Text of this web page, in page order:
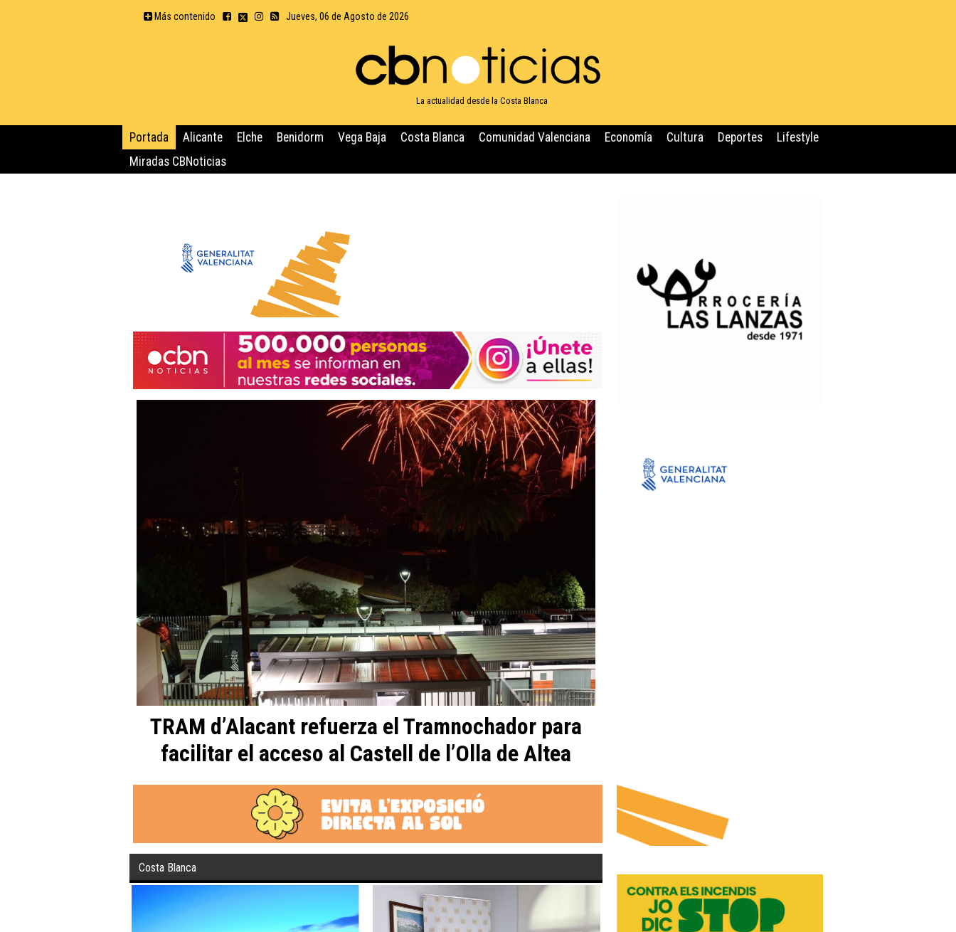
Más contenido Jueves, 06 de Agosto de 2026
La actualidad desde la Costa Blanca
Portada Alicante Elche Benidorm Vega Baja Costa Blanca Comunidad Valenciana Economía Cultura Deportes
Lifestyle
Miradas CBNoticias
TRAM d’Alacant refuerza el Tramnochador para
facilitar el acceso al Castell de l’Olla de Altea
Costa Blanca